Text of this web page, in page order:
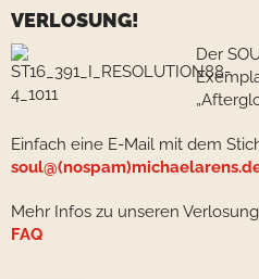
VERLOSUNG!
Der
Einfach eine E-Mail mit dem
Mehr Infos zu unseren
FAQ